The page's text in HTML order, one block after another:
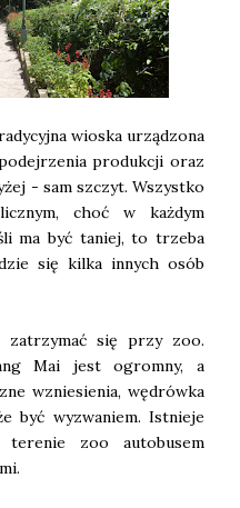
wioska urządzona
produkcji oraz
- sam szczyt. Wszystko
choć w każdym
ma być taniej, to trzeba
się kilka innych osób
się przy zoo.
Mai jest ogromny, a
wzniesienia, wędrówka
być wyzwaniem. Istnieje
terenie zoo autobusem